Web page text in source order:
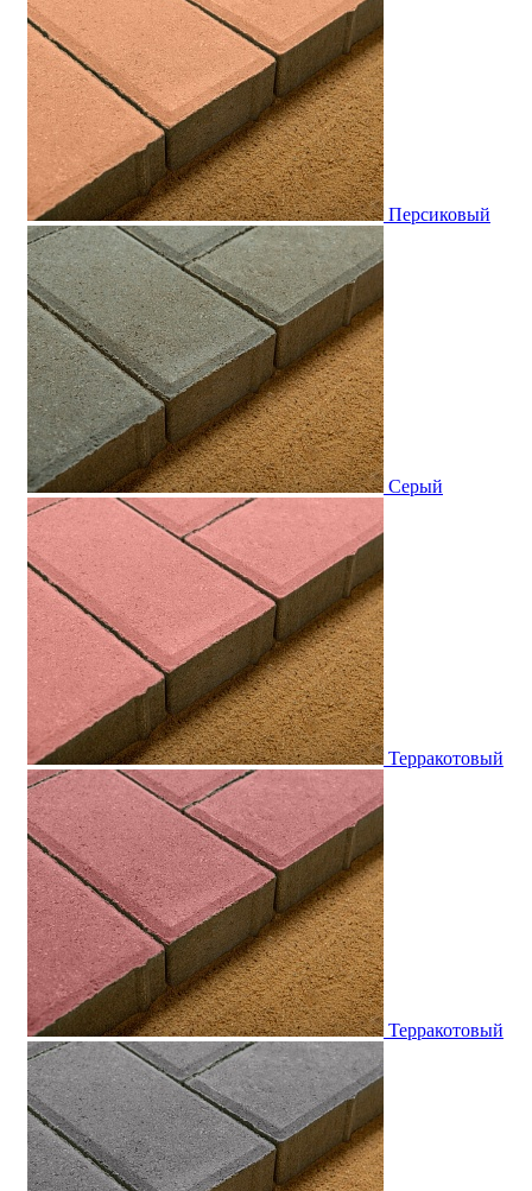
Персиковый
Серый
Терракотовый
Терракотовый